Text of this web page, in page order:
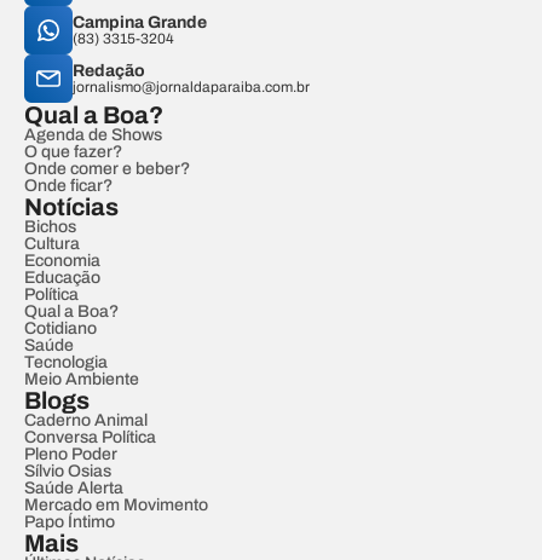
Campina Grande
(83) 3315-3204
Redação
jornalismo@jornaldaparaiba.com.br
Qual a Boa?
Agenda de Shows
O que fazer?
Onde comer e beber?
Onde ficar?
Notícias
Bichos
Cultura
Economia
Educação
Política
Qual a Boa?
Cotidiano
Saúde
Tecnologia
Meio Ambiente
Blogs
Caderno Animal
Conversa Política
Pleno Poder
Sílvio Osias
Saúde Alerta
Mercado em Movimento
Papo Íntimo
Mais